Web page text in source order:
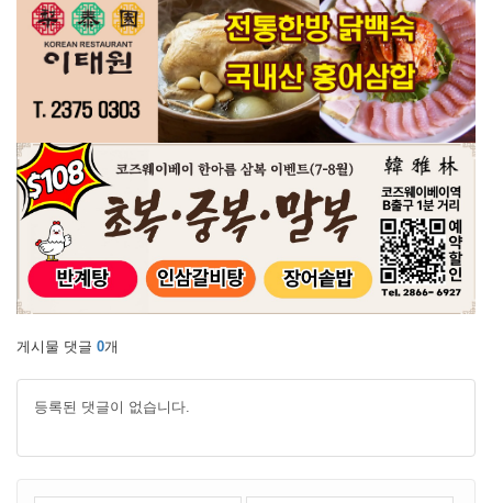
게시물 댓글 0개
등록된 댓글이 없습니다.